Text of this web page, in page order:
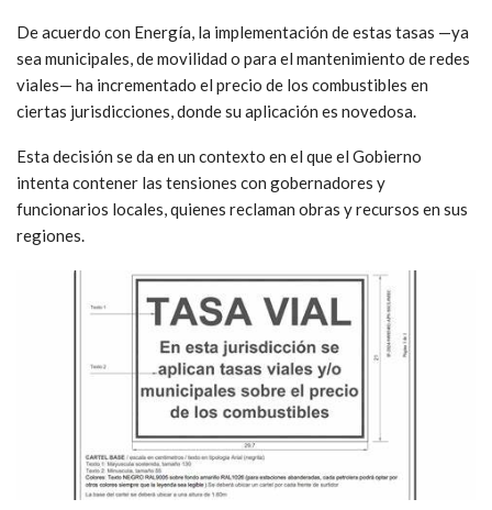
De acuerdo con Energía, la implementación de estas tasas —ya
sea municipales, de movilidad o para el mantenimiento de redes
viales— ha incrementado el precio de los combustibles en
ciertas jurisdicciones, donde su aplicación es novedosa.
Esta decisión se da en un contexto en el que el Gobierno
intenta contener las tensiones con gobernadores y
funcionarios locales, quienes reclaman obras y recursos en sus
regiones.